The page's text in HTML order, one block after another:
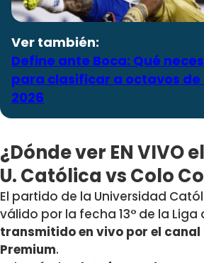
Ver también:
Define ante Boca: Qué
para clasificar a octavos
2026
¿Dónde ver EN VIVO
U. Católica vs Colo
El partido de la Universidad
válido por la fecha 13° de la Liga
transmitido en vivo por el canal
Premium.